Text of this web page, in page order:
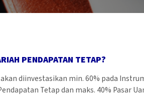
PENDAPATAN TETAP?
diinvestasikan min. 60% pada
Tetap dan maks. 40% Pasar